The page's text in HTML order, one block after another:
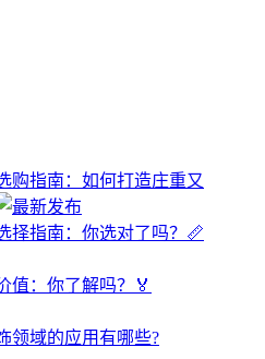
购指南：如何打造庄重又
择指南：你选对了吗？📏
值：你了解吗？🏅
领域的应用有哪些?